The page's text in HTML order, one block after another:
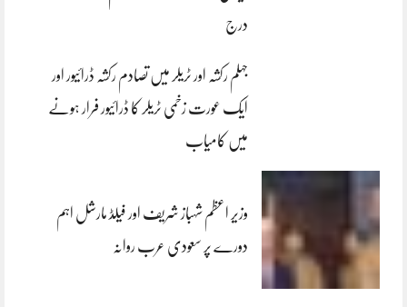
درج
جہلم رکشہ اور ٹریلر میں تصادم رکشہ ڈرائیور اور
ایک عورت زخمی ٹریلر کا ڈرائیور فرار ہونے
میں کامیاب
وزیر اعظم شہباز شریف اور فیلڈ مارشل اہم
دورے پر سعودی عرب روانہ